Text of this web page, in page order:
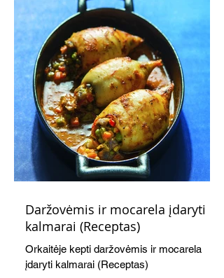
Daržovėmis ir mocarela įdaryti
kalmarai (Receptas)
Orkaitėje kepti daržovėmis ir mocarela
įdaryti kalmarai (Receptas)